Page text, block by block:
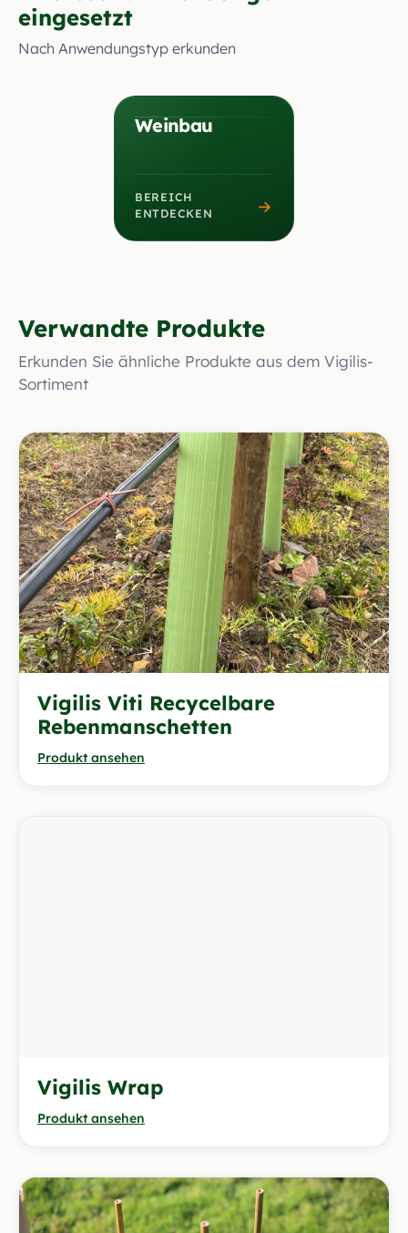
eingesetzt
Nach Anwendungstyp erkunden
Weinbau
BEREICH
ENTDECKEN
→
Verwandte Produkte
Erkunden Sie ähnliche Produkte aus dem Vigilis-
Sortiment
Vigilis Viti Recycelbare
Rebenmanschetten
Produkt ansehen
Vigilis Wrap
Produkt ansehen